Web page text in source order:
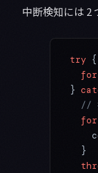
中断検知には 2
try {
  for
}
//
  for
  }